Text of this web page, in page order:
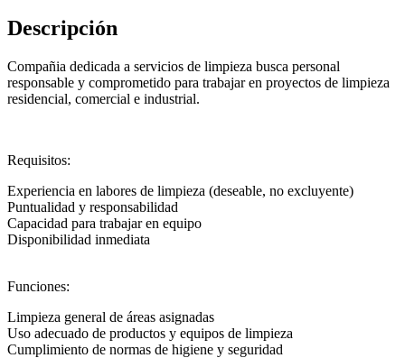
Descripción
Compañia dedicada a servicios de limpieza busca personal
responsable y comprometido para trabajar en proyectos de limpieza
residencial, comercial e industrial.
Requisitos:
Experiencia en labores de limpieza (deseable, no excluyente)
Puntualidad y responsabilidad
Capacidad para trabajar en equipo
Disponibilidad inmediata
Funciones:
Limpieza general de áreas asignadas
Uso adecuado de productos y equipos de limpieza
Cumplimiento de normas de higiene y seguridad